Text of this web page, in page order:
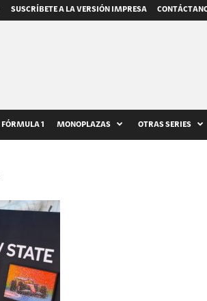
SUSCRÍBETE A LA VERSIÓN IMPRESA
FÓRMULA 1 MONOPLAZAS OTRAS SERIES